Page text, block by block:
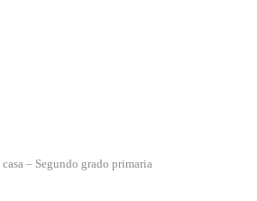
– Segundo grado primaria